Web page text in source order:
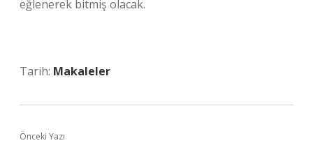
eğlenerek bitmiş olacak.
Tarih: Makaleler
Önceki Yazı